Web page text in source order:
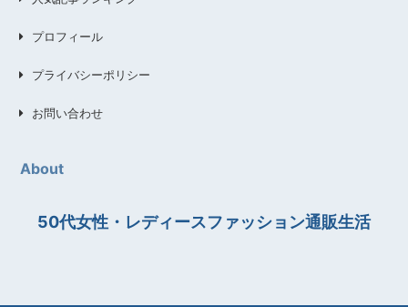
プロフィール
プライバシーポリシー
お問い合わせ
About
50代女性・レディースファッション通販生活